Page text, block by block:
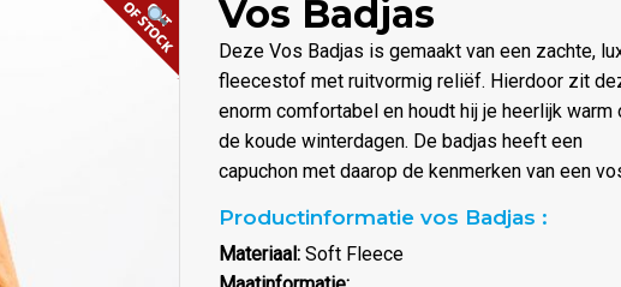
Vos Badjas
Deze Vos Badjas is gemaakt van een zachte,
fleecestof met ruitvormig reliëf. Hierdoor zit
enorm comfortabel en houdt hij je heerlijk warm
de koude winterdagen. De badjas heeft een
capuchon met daarop de kenmerken van een
Productinformatie vos Badjas :
Materiaal: Soft Fleece